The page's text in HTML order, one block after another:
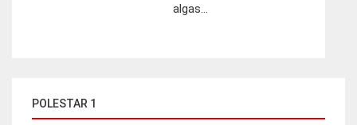
algas...
POLESTAR 1